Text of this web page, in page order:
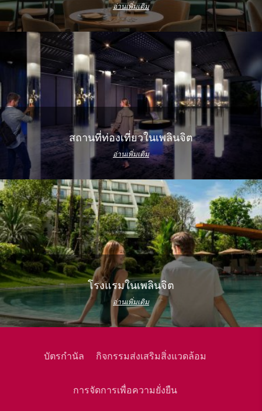
อ่านเพิ่มเติม
สถานที่ท่องเที่ยวในเพลินจิต
อ่านเพิ่มเติม
โรงแรมในเพลินจิต
อ่านเพิ่มเติม
บัตรกำนัล กิจกรรมส่งเสริมสิ่งแวดล้อม
การจัดการเพื่อความยั่งยืน